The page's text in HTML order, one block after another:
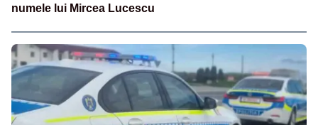
numele lui Mircea Lucescu